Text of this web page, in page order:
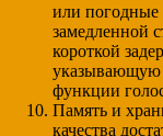
или
замедленной
короткой
указывающую
функции
Память и
качества